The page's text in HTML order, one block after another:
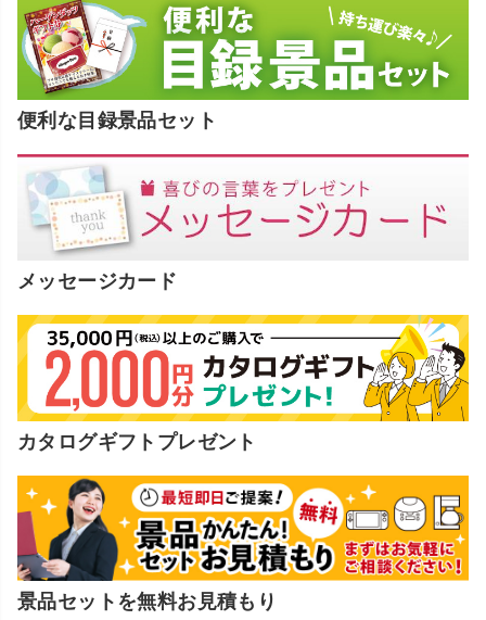
便利な目録景品セット
メッセージカード
カタログギフトプレゼント
景品セットを無料お見積もり